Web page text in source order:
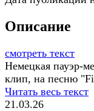
Описание
смотреть текст
Немецкая пауэр-
клип, на песню
Читать весь текст
21.03.26